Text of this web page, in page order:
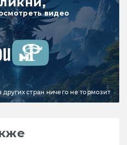
видео
стран ничего не тормозит